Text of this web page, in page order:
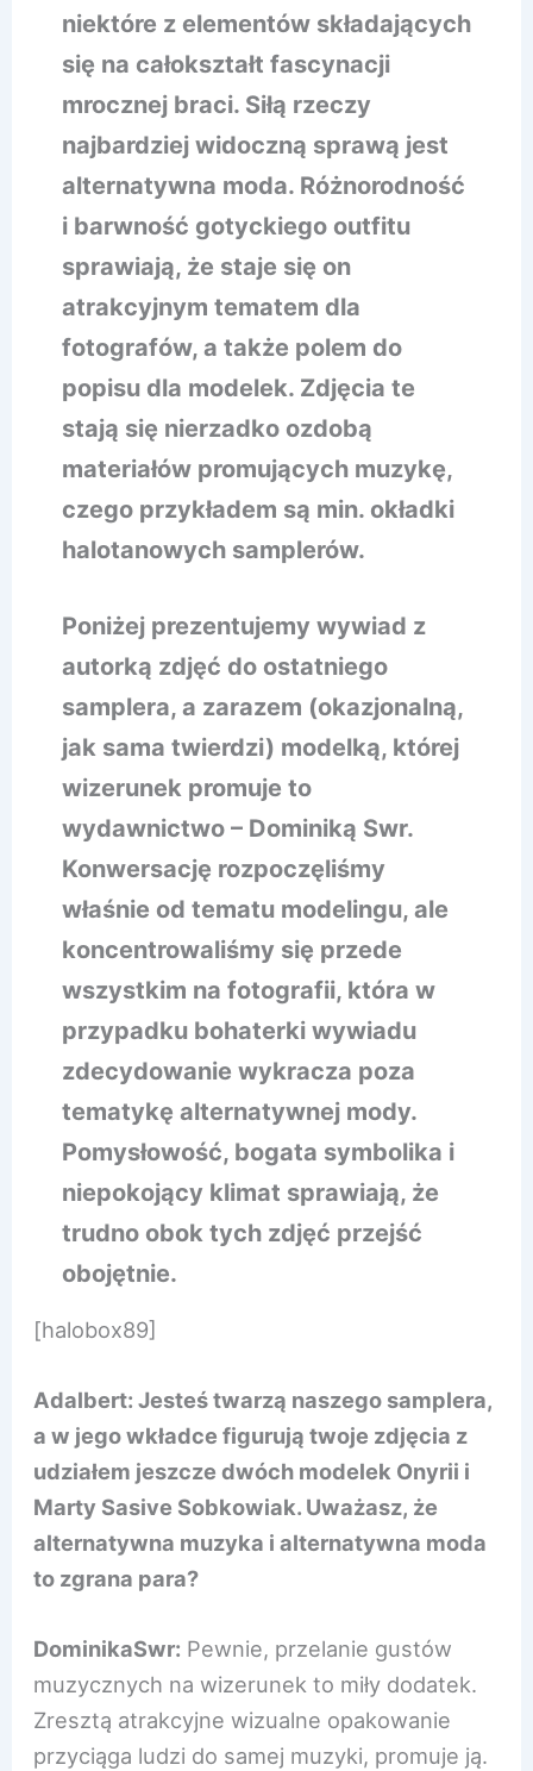
niektóre z elementów składających
się na całokształt fascynacji
mrocznej braci. Siłą rzeczy
najbardziej widoczną sprawą jest
alternatywna moda. Różnorodność
i barwność gotyckiego outfitu
sprawiają, że staje się on
atrakcyjnym tematem dla
fotografów, a także polem do
popisu dla modelek. Zdjęcia te
stają się nierzadko ozdobą
materiałów promujących muzykę,
czego przykładem są min. okładki
halotanowych samplerów.
Poniżej prezentujemy wywiad z
autorką zdjęć do ostatniego
samplera, a zarazem (okazjonalną,
jak sama twierdzi) modelką, której
wizerunek promuje to
wydawnictwo – Dominiką Swr.
Konwersację rozpoczęliśmy
właśnie od tematu modelingu, ale
koncentrowaliśmy się przede
wszystkim na fotografii, która w
przypadku bohaterki wywiadu
zdecydowanie wykracza poza
tematykę alternatywnej mody.
Pomysłowość, bogata symbolika i
niepokojący klimat sprawiają, że
trudno obok tych zdjęć przejść
obojętnie.
[halobox89]
Adalbert: Jesteś twarzą naszego samplera,
a w jego wkładce figurują twoje zdjęcia z
udziałem jeszcze dwóch modelek Onyrii i
Marty Sasive Sobkowiak. Uważasz, że
alternatywna muzyka i alternatywna moda
to zgrana para?
DominikaSwr: Pewnie, przelanie gustów
muzycznych na wizerunek to miły dodatek.
Zresztą atrakcyjne wizualne opakowanie
przyciąga ludzi do samej muzyki, promuje ją.